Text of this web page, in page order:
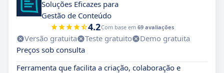
Soluções Eficazes para
Gestão de Conteúdo
4.2Com base em 69 avaliações
Versão gratuita Teste gratuito
Demo gratuita
Preços sob consulta
Ferramenta que facilita a criação, colaboração e